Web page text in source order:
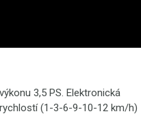
3,5 PS. Elektronická
(1-3-6-9-10-12 km/h)